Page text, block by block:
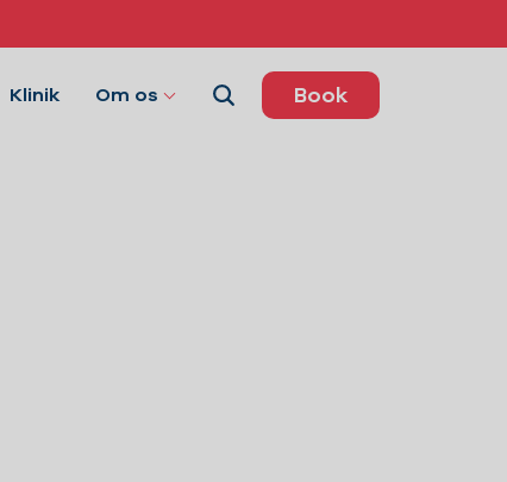
Klinik Om os Book